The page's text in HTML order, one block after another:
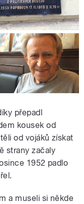
přepadl
kousek od
od vojáků získat
strany začaly
1952 padlo
a museli si někde